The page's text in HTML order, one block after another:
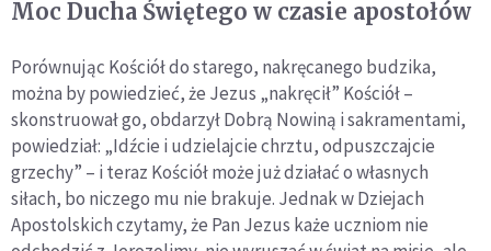
Moc Ducha Świętego w czasie apostołów
Porównując Kościół do starego, nakręcanego budzika,
można by powiedzieć, że Jezus „nakręcił” Kościół –
skonstruował go, obdarzył Dobrą Nowiną i sakramentami,
powiedział: „Idźcie i udzielajcie chrztu, odpuszczajcie
grzechy” – i teraz Kościół może już działać o własnych
siłach, bo niczego mu nie brakuje. Jednak w Dziejach
Apostolskich czytamy, że Pan Jezus każe uczniom nie